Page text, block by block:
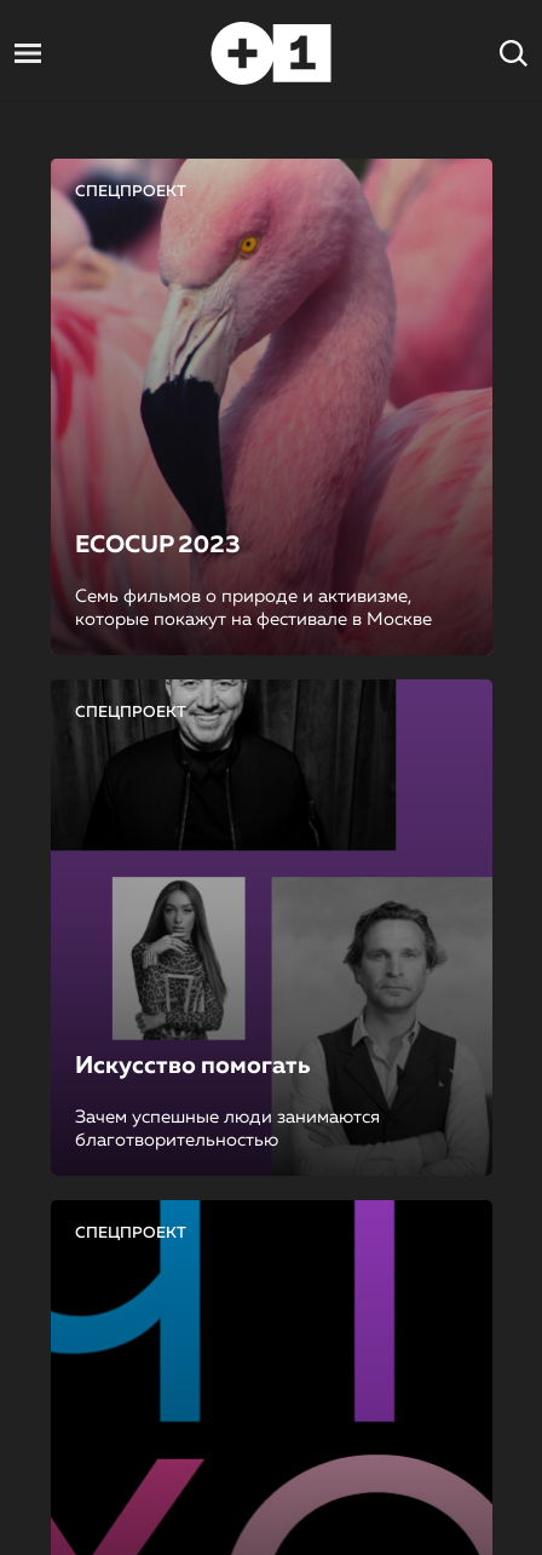
СПЕЦПРОЕКТ
ECOCUP 2023
Семь фильмов о природе и активизме,
которые покажут на фестивале в Москве
СПЕЦПРОЕКТ
Искусство помогать
Зачем успешные люди занимаются
благотворительностью
СПЕЦПРОЕКТ